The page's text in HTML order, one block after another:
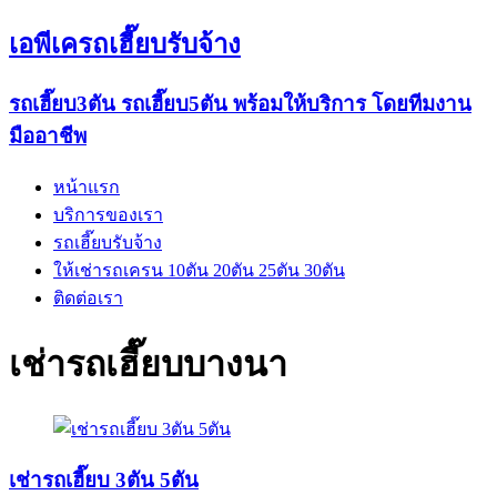
เอพีเครถเฮี๊ยบรับจ้าง
รถเฮี๊ยบ3ตัน รถเฮี๊ยบ5ตัน พร้อมให้บริการ โดยทีมงาน
มืออาชีพ
หน้าแรก
บริการของเรา
รถเฮี๊ยบรับจ้าง
ให้เช่ารถเครน 10ตัน 20ตัน 25ตัน 30ตัน
ติดต่อเรา
เช่ารถเฮี๊ยบบางนา
เช่ารถเฮี๊ยบ 3ตัน 5ตัน